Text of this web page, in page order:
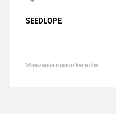
SEEDLOPE
Mieszanka nasion kwiatów